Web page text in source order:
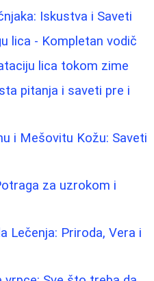
Iskustva i Saveti
lica - Kompletan vodič
lica tokom zime
pitanja i saveti pre i
i Mešovitu Kožu: Saveti
za uzrokom i
Lečenja: Priroda, Vera i